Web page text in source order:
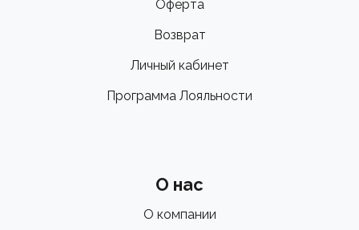
Оферта
Возврат
Личный кабинет
Программа Лояльности
О нас
О компании